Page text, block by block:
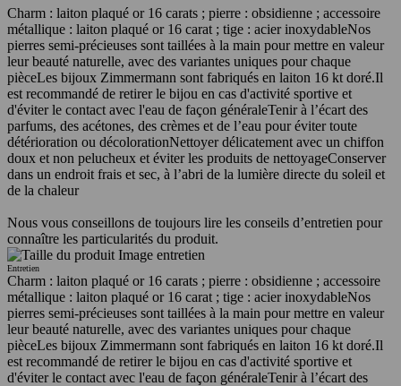
Charm : laiton plaqué or 16 carats ; pierre : obsidienne ; accessoire
métallique : laiton plaqué or 16 carat ; tige : acier inoxydableNos
pierres semi-précieuses sont taillées à la main pour mettre en valeur
leur beauté naturelle, avec des variantes uniques pour chaque
pièceLes bijoux Zimmermann sont fabriqués en laiton 16 kt doré.Il
est recommandé de retirer le bijou en cas d'activité sportive et
d'éviter le contact avec l'eau de façon généraleTenir à l’écart des
parfums, des acétones, des crèmes et de l’eau pour éviter toute
détérioration ou décolorationNettoyer délicatement avec un chiffon
doux et non pelucheux et éviter les produits de nettoyageConserver
dans un endroit frais et sec, à l’abri de la lumière directe du soleil et
de la chaleur
Nous vous conseillons de toujours lire les conseils d’entretien pour
connaître les particularités du produit.
Entretien
Charm : laiton plaqué or 16 carats ; pierre : obsidienne ; accessoire
métallique : laiton plaqué or 16 carat ; tige : acier inoxydableNos
pierres semi-précieuses sont taillées à la main pour mettre en valeur
leur beauté naturelle, avec des variantes uniques pour chaque
pièceLes bijoux Zimmermann sont fabriqués en laiton 16 kt doré.Il
est recommandé de retirer le bijou en cas d'activité sportive et
d'éviter le contact avec l'eau de façon généraleTenir à l’écart des